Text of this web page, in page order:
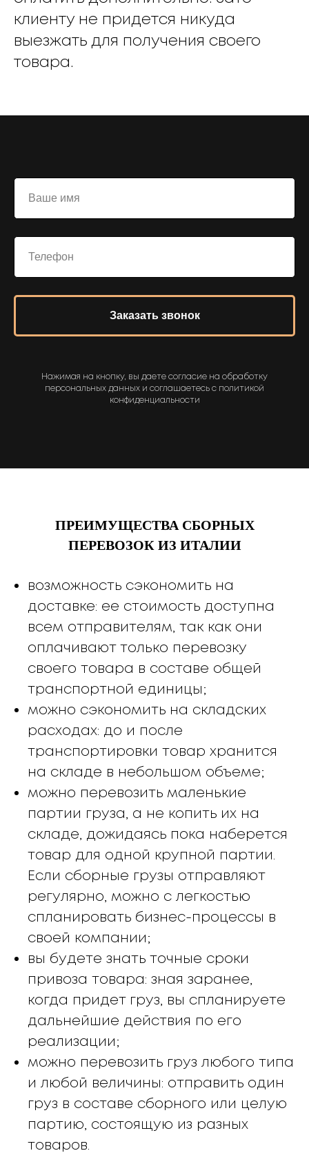
клиенту не придется никуда
выезжать для получения своего
товара.
Заказать звонок
Нажимая на кнопку, вы даете согласие на обработку
персональных данных и соглашаетесь c политикой
конфиденциальности
ПРЕИМУЩЕСТВА СБОРНЫХ
ПЕРЕВОЗОК ИЗ ИТАЛИИ
возможность сэкономить на
доставке: ее стоимость доступна
всем отправителям, так как они
оплачивают только перевозку
своего товара в составе общей
транспортной единицы;
можно сэкономить на складских
расходах: до и после
транспортировки товар хранится
на складе в небольшом объеме;
можно перевозить маленькие
партии груза, а не копить их на
складе, дожидаясь пока наберется
товар для одной крупной партии.
Если сборные грузы отправляют
регулярно, можно с легкостью
спланировать бизнес-процессы в
своей компании;
вы будете знать точные сроки
привоза товара: зная заранее,
когда придет груз, вы спланируете
дальнейшие действия по его
реализации;
можно перевозить груз любого типа
и любой величины: отправить один
груз в составе сборного или целую
партию, состоящую из разных
товаров.